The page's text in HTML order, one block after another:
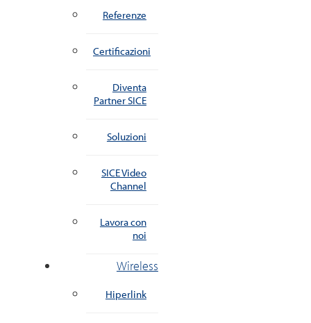
Referenze
Certificazioni
Diventa
Partner SICE
Soluzioni
SICE Video
Channel
Lavora con
noi
Wireless
Hiperlink